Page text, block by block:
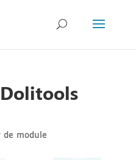
de module